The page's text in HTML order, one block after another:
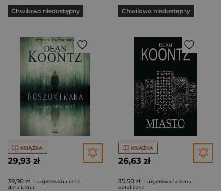
Chwilowo niedostępny Chwilowo niedostępny
KSIĄŻKA
29,93 zł
39,90 zł - sugerowana cena
detaliczna
KSIĄŻKA
26,63 zł
35,50 zł - sugerowana cena
detaliczna